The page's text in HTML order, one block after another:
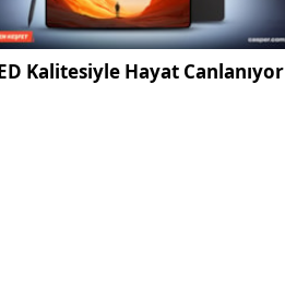
Kalitesiyle Hayat Canlanıyor